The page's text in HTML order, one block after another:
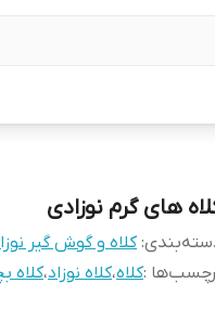
های گرم نوزادی
:کلاه و گوش گیر
:کلاه،کلاه نوزاد،کلاه